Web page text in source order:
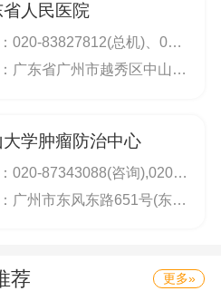
省人民医院
020-83827812(总机)、020-83882222(挂号)、020-86668114(挂号)；挂号电话：020-83882222(预约中心)；020-83827812,020-83882222；
地址：广东省广州市越秀区中山二路106号
大学肿瘤防治中心
020-87343088(咨询),020-87343289/87343291(语音自助挂号),020-87343533/87343235(挂号及咨询),020-87343571(门诊咨询)
地址：广州市东风东路651号(东风东路和先烈路的交汇处)
荐 更多»